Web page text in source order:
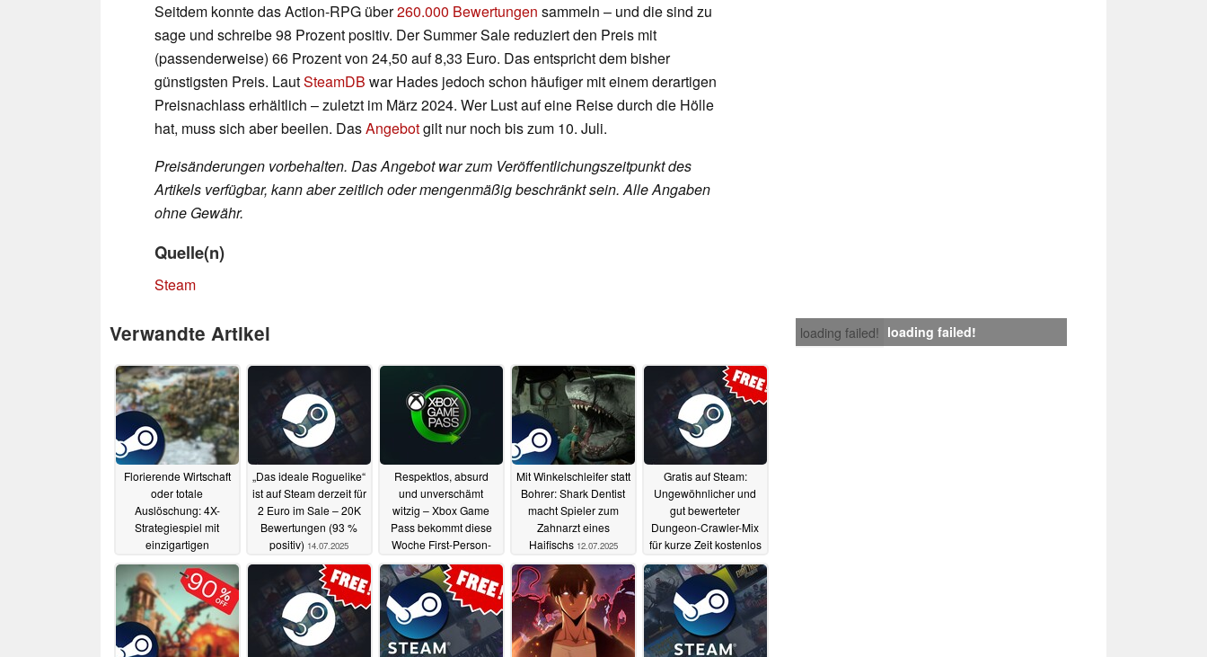
Seitdem konnte das Action-RPG über260.000 Bewertungen sammeln – und die sind zu
sage und schreibe 98 Prozent positiv. Der Summer Sale reduziert den Preis mit
(passenderweise) 66 Prozent von 24,50 auf 8,33 Euro. Das entspricht dem bisher
günstigsten Preis. LautSteamDB war Hades jedoch schon häufiger mit einem derartigen
Preisnachlass erhältlich – zuletzt im März 2024. Wer Lust auf eine Reise durch die Hölle
hat, muss sich aber beeilen. DasAngebotgilt nur noch bis zum 10. Juli.
Preisänderungen vorbehalten. Das Angebot war zum Veröffentlichungszeitpunkt des
Artikels verfügbar, kann aber zeitlich oder mengenmäßig beschränkt sein. Alle Angaben
ohne Gewähr.
Quelle(n)
Steam
loading failed! loading failed!
Verwandte Artikel
Florierende Wirtschaft
oder totale
Auslöschung: 4X-
Strategiespiel mit
einzigartigen
Fraktionen auf Steam
für 2,50 Euro im
Angebot
14.07.2025
„Das ideale Roguelike“
ist auf Steam derzeit für
2 Euro im Sale – 20K
Bewertungen (93 %
positiv) 14.07.2025
Respektlos, absurd
und unverschämt
witzig – Xbox Game
Pass bekommt diese
Woche First-Person-
Shooter der
besonderen Art
14.07.2025
Mit Winkelschleifer statt
Bohrer: Shark Dentist
macht Spieler zum
Zahnarzt eines
Haifischs 12.07.2025
Gratis auf Steam:
Ungewöhnlicher und
gut bewerteter
Dungeon-Crawler-Mix
für kurze Zeit kostenlos
spielbar12.07.2025